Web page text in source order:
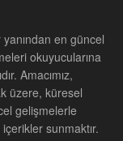
en güncel
okuyucularına
Amacımız,
üzere, küresel
gelişmelerle
sunmaktır.